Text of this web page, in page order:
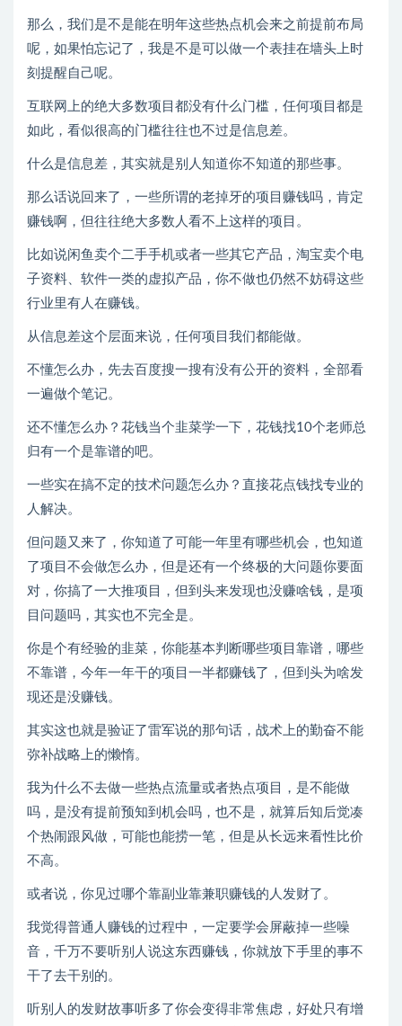
那么，我们是不是能在明年这些热点机会来之前提前布局
呢，如果怕忘记了，我是不是可以做一个表挂在墙头上时
刻提醒自己呢。
互联网上的绝大多数项目都没有什么门槛，任何项目都是
如此，看似很高的门槛往往也不过是信息差。
什么是信息差，其实就是别人知道你不知道的那些事。
那么话说回来了，一些所谓的老掉牙的项目赚钱吗，肯定
赚钱啊，但往往绝大多数人看不上这样的项目。
比如说闲鱼卖个二手手机或者一些其它产品，淘宝卖个电
子资料、软件一类的虚拟产品，你不做也仍然不妨碍这些
行业里有人在赚钱。
从信息差这个层面来说，任何项目我们都能做。
不懂怎么办，先去百度搜一搜有没有公开的资料，全部看
一遍做个笔记。
还不懂怎么办？花钱当个韭菜学一下，花钱找10个老师总
归有一个是靠谱的吧。
一些实在搞不定的技术问题怎么办？直接花点钱找专业的
人解决。
但问题又来了，你知道了可能一年里有哪些机会，也知道
了项目不会做怎么办，但是还有一个终极的大问题你要面
对，你搞了一大推项目，但到头来发现也没赚啥钱，是项
目问题吗，其实也不完全是。
你是个有经验的韭菜，你能基本判断哪些项目靠谱，哪些
不靠谱，今年一年干的项目一半都赚钱了，但到头为啥发
现还是没赚钱。
其实这也就是验证了雷军说的那句话，战术上的勤奋不能
弥补战略上的懒惰。
我为什么不去做一些热点流量或者热点项目，是不能做
吗，是没有提前预知到机会吗，也不是，就算后知后觉凑
个热闹跟风做，可能也能捞一笔，但是从长远来看性比价
不高。
或者说，你见过哪个靠副业靠兼职赚钱的人发财了。
我觉得普通人赚钱的过程中，一定要学会屏蔽掉一些噪
音，千万不要听别人说这东西赚钱，你就放下手里的事不
干了去干别的。
听别人的发财故事听多了你会变得非常焦虑，好处只有增